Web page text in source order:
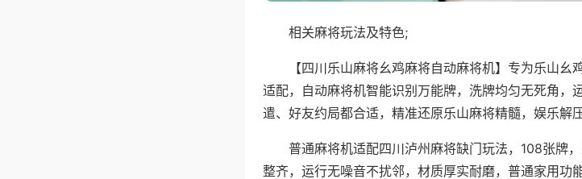
相关麻将玩法及特色;
【四川乐山麻将幺鸡麻将自动麻将机】专为乐山
适配，自动麻将机智能识别万能牌，洗牌均匀无死角，
遣、好友约局都合适，精准还原乐山麻将精髓，娱乐解压
普通麻将机适配四川泸州麻将缺门玩法，108张牌
整齐，运行无噪音不扰邻，材质厚实耐磨，普通家用功能